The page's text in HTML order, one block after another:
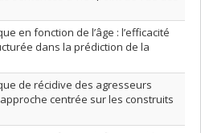
en fonction de l’âge : l’efficacité
dans la prédiction de la
de récidive des agresseurs
centrée sur les construits